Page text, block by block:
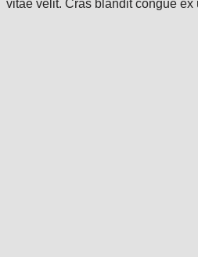
vitae velit. Cras blandit congue ex